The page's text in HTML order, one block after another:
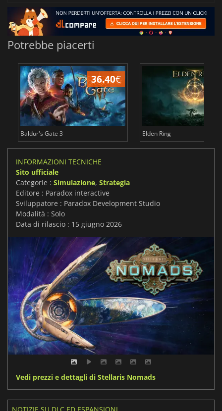
Potrebbe piacerti
36.40€
Baldur's Gate 3 Elden Ring
INFORMAZIONI TECNICHE
Sito ufficiale
Categorie : Simulazione, Strategia
Editore : Paradox interactive
Sviluppatore : Paradox Development Studio
Modalità : Solo
Data di rilascio : 15 giugno 2026
Vedi prezzi e dettagli di Stellaris Nomads